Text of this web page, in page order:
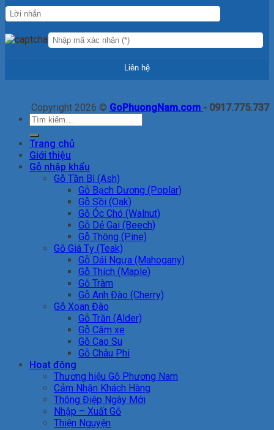
Copyright 2026 © GoPhuongNam.com - 0917.775.737
Tìm
Trang chủ
Giới thiệu
Gỗ nhập khẩu
Gỗ Tần Bì (Ash)
Gỗ Bạch Dương (Poplar)
Gỗ Sồi (Oak)
Gỗ Óc Chó (Walnut)
Gỗ Dẻ Gai (Beech)
Gỗ Thông (Pine)
Gỗ Giá Tỵ (Teak)
Gỗ Dái Ngựa (Mahogany)
Gỗ Thích (Maple)
Gỗ Tràm
Gỗ Anh Đào (Cherry)
Gỗ Xoan Đào
Gỗ Trăn (Alder)
Gỗ Căm xe
Gỗ Cao Su
Gỗ Châu Phi
Hoạt động
Thương hiệu Gỗ Phương Nam
Cảm Nhận Khách Hàng
Thông Điệp Ngày Mới
Nhập – Xuất Gỗ
Thiện Nguyện